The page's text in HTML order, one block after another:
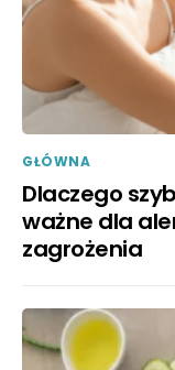
GŁÓWNA
Dlaczego
ważne dla
zagrożenia